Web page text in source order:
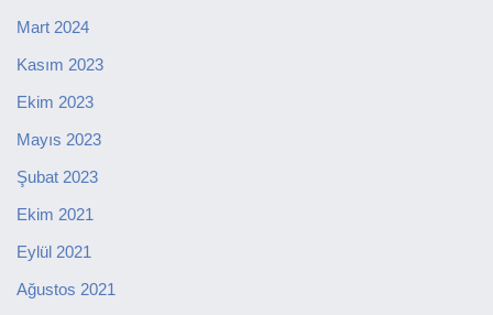
Mart 2024
Kasım 2023
Ekim 2023
Mayıs 2023
Şubat 2023
Ekim 2021
Eylül 2021
Ağustos 2021